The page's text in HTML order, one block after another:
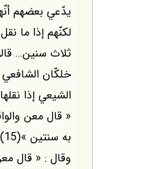
يدّعي بعضهم
لكنّهم إذا ما
ثلاث سنين…
خلكّان الشافعي
الشيعي إذا
« قال معن
به سنتين »(15) .
وقال : « قال